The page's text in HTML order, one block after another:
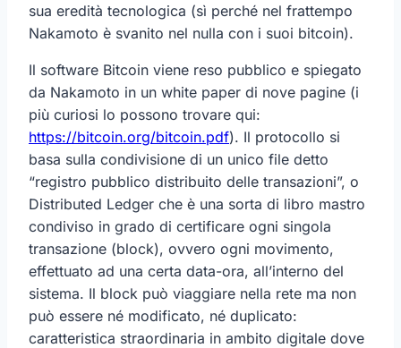
sua eredità tecnologica (sì perché nel frattempo
Nakamoto è svanito nel nulla con i suoi bitcoin).
Il software Bitcoin viene reso pubblico e spiegato
da Nakamoto in un white paper di nove pagine (i
più curiosi lo possono trovare qui:
https://bitcoin.org/bitcoin.pdf). Il protocollo si
basa sulla condivisione di un unico file detto
“registro pubblico distribuito delle transazioni”, o
Distributed Ledger che è una sorta di libro mastro
condiviso in grado di certificare ogni singola
transazione (block), ovvero ogni movimento,
effettuato ad una certa data-ora, all’interno del
sistema. Il block può viaggiare nella rete ma non
può essere né modificato, né duplicato:
caratteristica straordinaria in ambito digitale dove